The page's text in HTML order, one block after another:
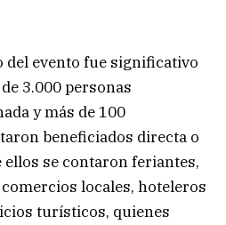
del evento fue significativo
3.000 personas
y más de 100
beneficiados directa o
se contaron feriantes,
locales, hoteleros
turísticos, quienes